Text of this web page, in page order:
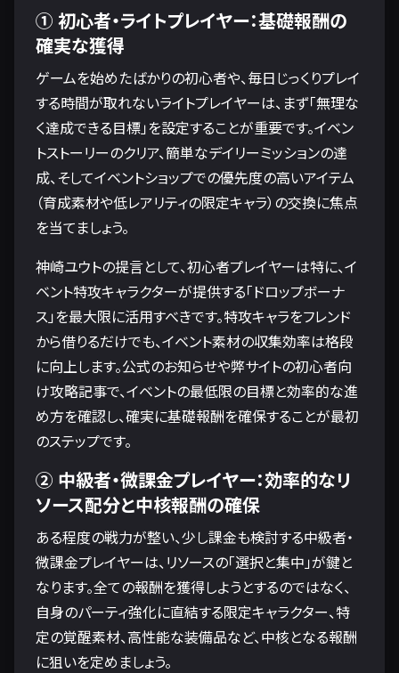
① 初心者・ライトプレイヤー：基礎報酬の
確実な獲得
ゲームを始めたばかりの初心者や、毎日じっくりプレイ
する時間が取れないライトプレイヤーは、まず「無理な
く達成できる目標」を設定することが重要です。イベン
トストーリーのクリア、簡単なデイリーミッションの達
成、そしてイベントショップでの優先度の高いアイテム
（育成素材や低レアリティの限定キャラ）の交換に焦点
を当てましょう。
神崎ユウトの提言として、初心者プレイヤーは特に、イ
ベント特攻キャラクターが提供する「ドロップボーナ
ス」を最大限に活用すべきです。特攻キャラをフレンド
から借りるだけでも、イベント素材の収集効率は格段
に向上します。公式のお知らせや弊サイトの初心者向
け攻略記事で、イベントの最低限の目標と効率的な進
め方を確認し、確実に基礎報酬を確保することが最初
のステップです。
② 中級者・微課金プレイヤー：効率的なリ
ソース配分と中核報酬の確保
ある程度の戦力が整い、少し課金も検討する中級者・
微課金プレイヤーは、リソースの「選択と集中」が鍵と
なります。全ての報酬を獲得しようとするのではなく、
自身のパーティ強化に直結する限定キャラクター、特
定の覚醒素材、高性能な装備品など、中核となる報酬
に狙いを定めましょう。